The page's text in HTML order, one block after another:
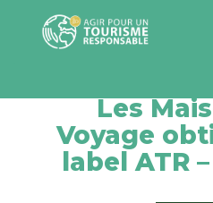
Les
Voyage
label ATR